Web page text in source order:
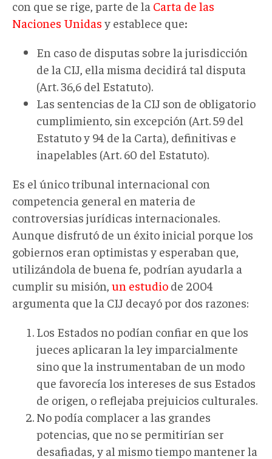
con que se rige, parte de la Carta de las
Naciones Unidas y establece que:
En caso de disputas sobre la jurisdicción
de la CIJ, ella misma decidirá tal disputa
(Art. 36,6 del Estatuto).
Las sentencias de la CIJ son de obligatorio
cumplimiento, sin excepción (Art. 59 del
Estatuto y 94 de la Carta), definitivas e
inapelables (Art. 60 del Estatuto).
Es el único tribunal internacional con
competencia general en materia de
controversias jurídicas internacionales.
Aunque disfrutó de un éxito inicial porque los
gobiernos eran optimistas y esperaban que,
utilizándola de buena fe, podrían ayudarla a
cumplir su misión, un estudio de 2004
argumenta que la CIJ decayó por dos razones:
Los Estados no podían confiar en que los
jueces aplicaran la ley imparcialmente
sino que la instrumentaban de un modo
que favorecía los intereses de sus Estados
de origen, o reflejaba prejuicios culturales.
No podía complacer a las grandes
potencias, que no se permitirían ser
desafiadas, y al mismo tiempo mantener la